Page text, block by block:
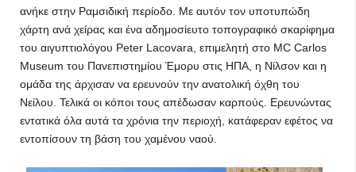
ανήκε στην Ραμσιδική περίοδο. Με αυτόν τον υποτυπώδη
χάρτη ανά χείρας και ένα αδημοσίευτο τοπογραφικό σκαρίφημα
του αιγυπτιολόγου Peter Lacovara, επιμελητή στο MC Carlos
Museum του Πανεπιστημίου Έμορυ στις ΗΠΑ, η Νίλσον και η
ομάδα της άρχισαν να ερευνούν την ανατολική όχθη του
Νείλου. Τελικά οι κόποι τους απέδωσαν καρπούς. Ερευνώντας
εντατικά όλα αυτά τα χρόνια την περιοχή, κατάφεραν εφέτος να
εντοπίσουν τη βάση του χαμένου ναού.